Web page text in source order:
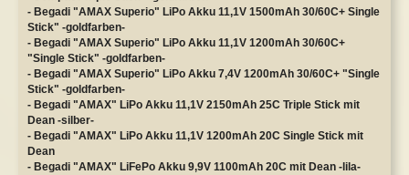
- Begadi "AMAX Superio" LiPo Akku 11,1V 1500mAh 30/60C+ Single
Stick" -goldfarben-
- Begadi "AMAX Superio" LiPo Akku 11,1V 1200mAh 30/60C+
"Single Stick" -goldfarben-
- Begadi "AMAX Superio" LiPo Akku 7,4V 1200mAh 30/60C+ "Single
Stick" -goldfarben-
- Begadi "AMAX" LiPo Akku 11,1V 2150mAh 25C Triple Stick mit
Dean -silber-
- Begadi "AMAX" LiPo Akku 11,1V 1200mAh 20C Single Stick mit
Dean
- Begadi "AMAX" LiFePo Akku 9,9V 1100mAh 20C mit Dean -lila-